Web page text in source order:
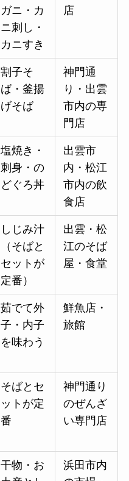
ガニ・カ
ニ刺し・
カニすき
店
割子そ
ば・釜揚
げそば
神門通
り・出雲
市内の専
門店
塩焼き・
刺身・の
どぐろ丼
出雲市
内・松江
市内の飲
食店
しじみ汁
（そばと
セットが
定番）
出雲・松
江のそば
屋・食堂
茹でて外
子・内子
を味わう
鮮魚店・
旅館
そばとセ
ットが定
番
神門通り
のぜんざ
い専門店
干物・お
浜田市内